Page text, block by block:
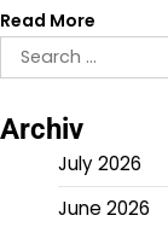
Read More
Search
for:
Archiv
July 2026
June 2026